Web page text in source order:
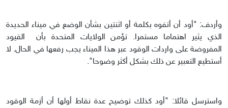
وأردف: "أود أن أتفوه بكلمة أو اثنتين بشأن الوضع في ميناء الحديدة
الذي يثير اهتماما مستمرا. تؤمن الولايات المتحدة بأن القيود
المفروضة على واردات الوقود عبر هذا الميناء يجب رفعها في الحال. لا
أستطيع التعبير عن ذلك بشكل أكثر وضوحا".
واسترسل قائلا: "أود كذلك توضيح عدة نقاط أولها أن أزمة الوقود